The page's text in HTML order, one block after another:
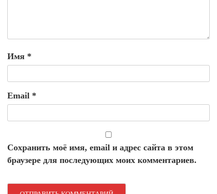
Имя *
Email *
Сохранить моё имя, email и адрес сайта в этом
браузере для последующих моих комментариев.